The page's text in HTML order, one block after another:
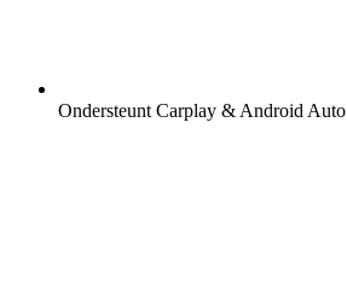
Ondersteunt Carplay & Android Auto